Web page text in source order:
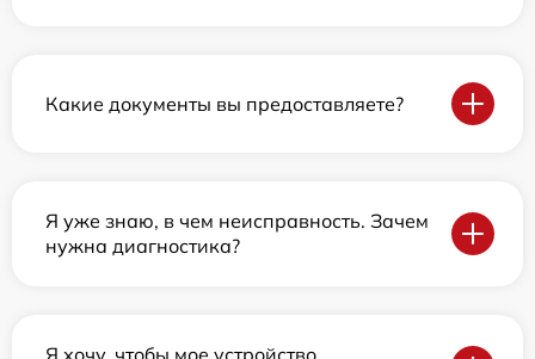
Какие документы вы предоставляете?
Я уже знаю, в чем неисправность. Зачем
нужна диагностика?